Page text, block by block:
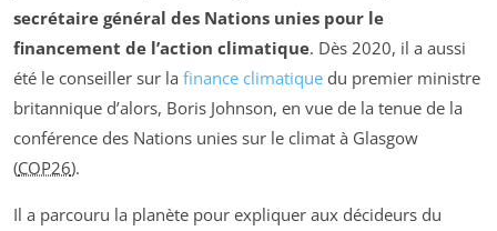
secrétaire général des Nations unies pour le
financement de l’action climatique. Dès 2020, il a aussi
été le conseiller sur la finance climatique du premier ministre
britannique d’alors, Boris Johnson, en vue de la tenue de la
conférence des Nations unies sur le climat à Glasgow
(COP26).
Il a parcouru la planète pour expliquer aux décideurs du